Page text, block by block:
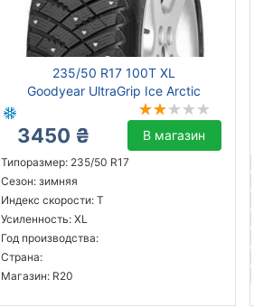
235/50 R17 100T XL
Goodyear UltraGrip Ice Arctic
3450 ₴ В магазин
Типоразмер: 235/50 R17
Сезон: зимняя
Индекс скорости: T
Усиленность: XL
Год производства:
Страна:
Магазин: R20